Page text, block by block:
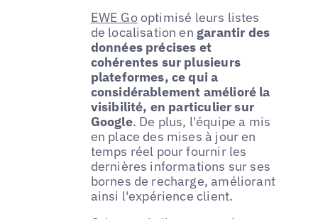
EWE Gooptimisé leurs listes
de localisation engarantir des
données précises et
cohérentes sur plusieurs
plateformes, ce qui a
considérablement amélioré la
visibilité, en particulier sur
Google. De plus, l'équipe a mis
en place des mises à jour en
temps réel pour fournir les
dernières informations sur ses
bornes de recharge, améliorant
ainsi l'expérience client.